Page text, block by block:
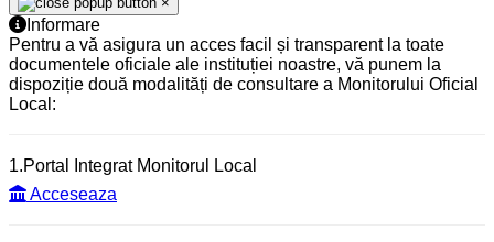
Informare
Pentru a vă asigura un acces facil și transparent la toate
documentele oficiale ale instituției noastre, vă punem la
dispoziție două modalități de consultare a Monitorului Oficial
Local:
1.Portal Integrat Monitorul Local
Acceseaza